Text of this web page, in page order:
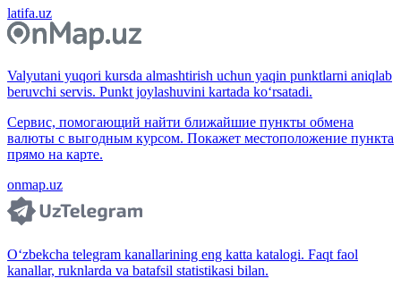
latifa.uz
Valyutani yuqori kursda almashtirish uchun yaqin punktlarni aniqlab
beruvchi servis. Punkt joylashuvini kartada ko‘rsatadi.
Сервис, помогающий найти ближайшие пункты обмена
валюты с выгодным курсом. Покажет местоположение пункта
прямо на карте.
onmap.uz
O‘zbekcha telegram kanallarining eng katta katalogi. Faqt faol
kanallar, ruknlarda va batafsil statistikasi bilan.